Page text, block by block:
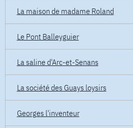
La maison de madame Roland
Le Pont Balleyguier
La saline d'Arc-et-Senans
La société des Guays loysirs
Georges l'inventeur